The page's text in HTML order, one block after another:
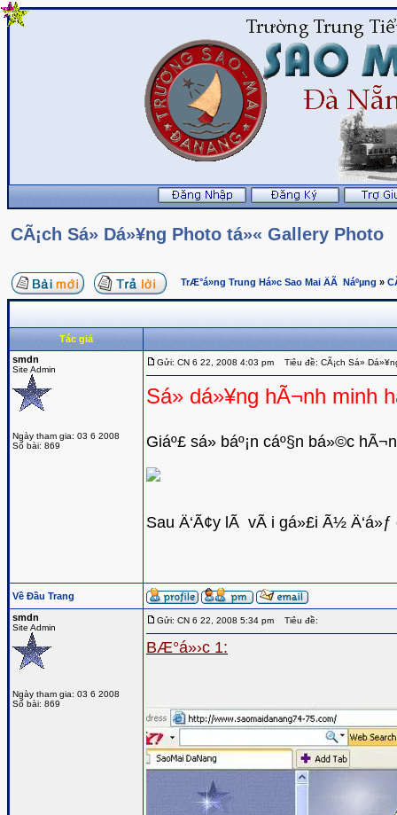
CÃ¡ch Sá»­ Dá»¥ng Photo tá»« Gallery Photo
TrÆ°á»ng Trung Há»c Sao Mai ÄÃ Náºµng »
Tác giả
smdn
Site Admin
Ngày tham gia: 03 6 2008
Số bài: 869
Gửi: CN 6 22, 2008 4:03 pm Tiêu đề: CÃ¡ch Sá»­
Sá»­ dá»¥ng hÃ¬nh minh
Giáº£ sá»­ báº¡n cáº§n bá»©c
Sau Ä‘Ã¢y lÃ vÃ i gá»£i Ã½ Ä‘á»ƒ
Về Đầu Trang
smdn
Site Admin
Ngày tham gia: 03 6 2008
Số bài: 869
Gửi: CN 6 22, 2008 5:34 pm Tiêu đề:
BÆ°á»›c 1: